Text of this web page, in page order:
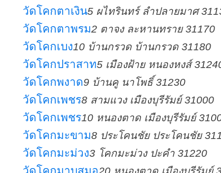
วัดโคกตาเงิน5 ผไทรินทร์ ลำปลายมาศ
วัดโคกตาพรม2 ตาจง ละหานทราย 31170
วัดโคกเบง10 บ้านกรวด บ้านกรวด 31180
วัดโคกปราสาท5 เมืองฝ้าย หนองหงส์
วัดโคกพงาด9 บ้านคู นาโพธิ์ 31230
วัดโคกเพชร8 สามแวง เมืองบุรีรัมย์ 31000
วัดโคกเพชร10 หนองตาด เมืองบุรีรัมย์
วัดโคกมะขาม8 ประโคนชัย ประโคนชัย
วัดโคกมะม่วง3 โคกมะม่วง ปะคำ 31220